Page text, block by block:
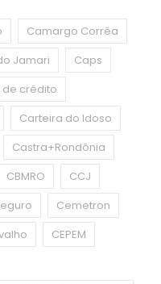
Camargo Corrêa
Jamari
Caps
de crédito
Carteira do Idoso
Castra+Rondônia
CBMRO
CCJ
Cemetron
CEPEM